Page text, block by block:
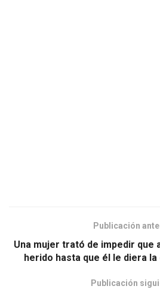
Publicación
Una mujer trató de impedir que
herido hasta que él le diera
Publicación